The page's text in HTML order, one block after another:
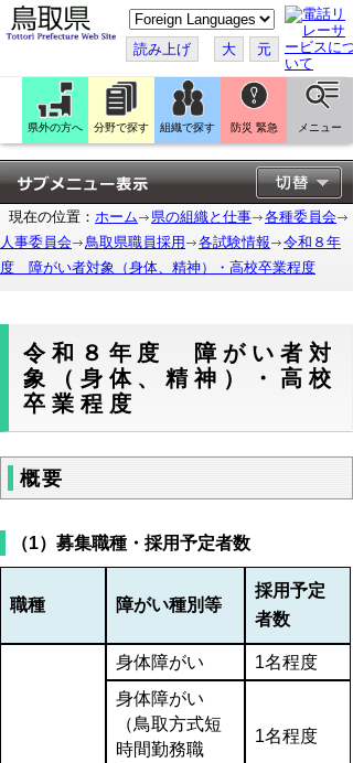
こ
の
ペ
ー
ジ
翻
訳
す
る
読み上げ 大 元
県外の方へ 分野で探す 組織で探す 防災 緊急 メニュー
現在の位置： ホーム 県の組織と仕事
各種委員会
人事委員会
鳥取県職員採用 各試験情報
令和８年
度 障がい者対象（身体、精神）・高校卒業程度
令和８年度 障がい者対
象（身体、精神）・高校
卒業程度
概要
（1）募集職種・採用予定者数
職種 障がい種別等
採用予定
者数
身体障がい
1名程度
身体障がい
（鳥取方式短
時間勤務職
1名程度